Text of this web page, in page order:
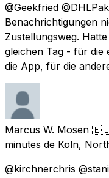
@Geekfried
Benachrichtigungen
Zustellungsweg.
gleichen Tag - für die
die App, für die
Marcus W. Mosen
minutes de Köln,
@kirchnerchris